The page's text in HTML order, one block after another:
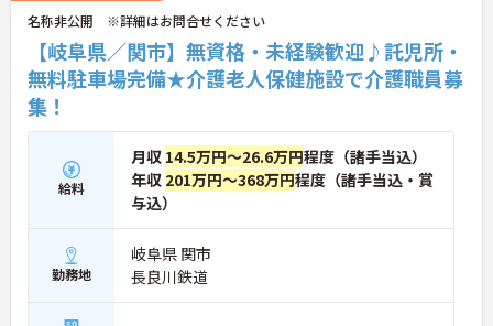
名称非公開 ※詳細はお問合せください
【岐阜県／関市】無資格・未経験歓迎♪託児所・
無料駐車場完備★介護老人保健施設で介護職員募
集！
給料
月収 14.5万円～26.6万円程度（諸手当込）
年収 201万円～368万円程度（諸手当込・賞
与込）
勤務地
岐阜県 関市
長良川鉄道